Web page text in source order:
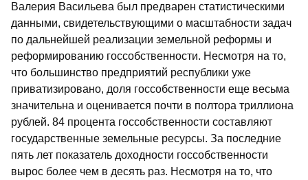
Валерия Васильева был предварен статистическими
данными, свидетельствующими о масштабности задач
по дальнейшей реализации земельной реформы и
реформированию госсобственности. Несмотря на то,
что большинство предприятий республики уже
приватизировано, доля госсобственности еще весьма
значительна и оценивается почти в полтора триллиона
рублей. 84 процента госсобственности составляют
государственные земельные ресурсы. За последние
пять лет показатель доходности госсобственности
вырос более чем в десять раз. Несмотря на то, что